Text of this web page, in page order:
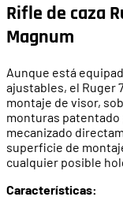
Rifle de caza
Magnum
Aunque está
ajustables, el Ruger
montaje de visor,
monturas patentado
mecanizado
superficie de
cualquier posible
Características: